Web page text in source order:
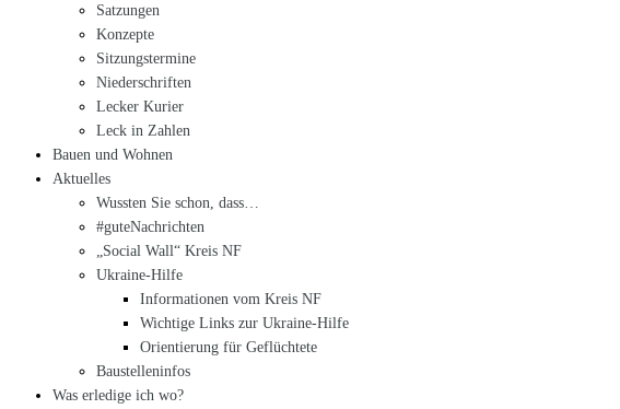
Satzungen
Konzepte
Sitzungstermine
Niederschriften
Lecker Kurier
Leck in Zahlen
Bauen und Wohnen
Aktuelles
Wussten Sie schon, dass…
#guteNachrichten
„Social Wall“ Kreis NF
Ukraine-Hilfe
Informationen vom Kreis NF
Wichtige Links zur Ukraine-Hilfe
Orientierung für Geflüchtete
Baustelleninfos
Was erledige ich wo?